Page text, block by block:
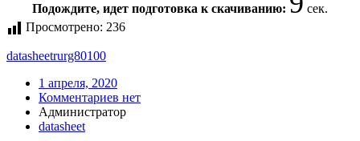
Подождите, идет подготовка к скачиванию:
сек.
Просмотрено: 236
datasheetrurg80100
1 апреля, 2020
Комментариев нет
Администратор
datasheet